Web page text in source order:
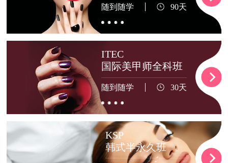
随到随学 90天
ITEC
国际美甲师全科班
随到随学 30天
KSP
韩式半永久班